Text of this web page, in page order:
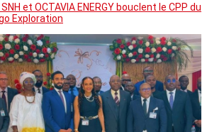
et OCTAVIA ENERGY bouclent le CPP du
Exploration